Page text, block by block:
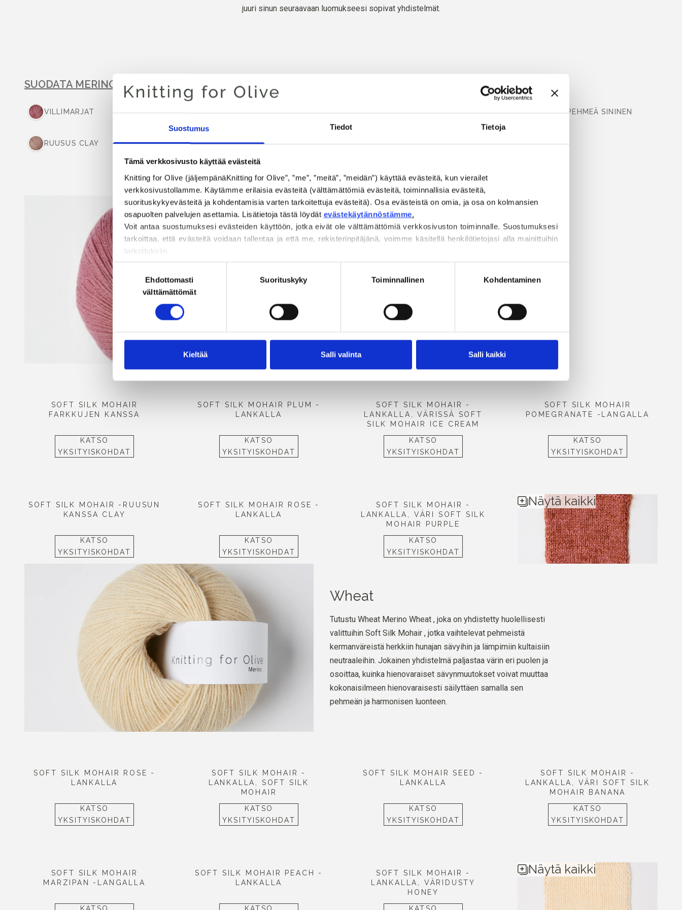
Suostumus Tiedot Tietoja
Tämä verkkosivusto käyttää evästeitä
Knitting for Olive (jäljempänäKnitting for Olive”, ”me”, ”meitä”, ”meidän”) käyttää evästeitä, kun vierailet
verkkosivustollamme. Käytämme erilaisia evästeitä (välttämättömiä evästeitä, toiminnallisia evästeitä,
suorituskykyevästeitä ja kohdentamisia varten tarkoitettuja evästeitä). Osa evästeistä on omia, ja osa on kolmansien
osapuolten palvelujen asettamia. Lisätietoja tästä löydät evästekäytännöstämme.
Voit antaa suostumuksesi evästeiden käyttöön, jotka eivät ole välttämättömiä verkkosivuston toiminnalle. Suostumuksesi
tarkoittaa, että evästeitä voidaan tallentaa ja että me, rekisterinpitäjänä, voimme käsitellä henkilötietojasi alla mainittuihin
tarkoituksiin.
Voit muuttaa tai peruuttaa suostumuksesi milloin tahansa evästekäytäntömme, josta löydät myös tietoa evästeiden
estämisestä ja poistamisesta.
Suostumuksen
valinta
Ehdottomasti
välttämättömät
Suorituskyky Toiminnallinen Kohdentaminen
Kieltää Salli valinta Salli kaikki
juuri sinun seuraavaan luomukseesi sopivat yhdistelmät.
SUODATA MERINO-VÄRIEN MUKAAN: TYHJENNÄ KAIKKI
VILLIMARJAT WHEAT
VIOLETTI
TRENCHCOAT PEHMEÄ SININEN
RUUSUS CLAY PUNAINEN HERUKKA JAUHE KATSO LISÄÄ
Villimarjat
Tutustu Merino-sarjan Wild Berries -väreihin, jotka on
vaaleanpunaisista sävyistä syviin viinistä inspiroituneisiin
värissä. Yksi ainoa sininen kontrastiväri osoittaa, kuinka
ulkopuolelle.
SOFT SILK MOHAIR
FARKKUJEN KANSSA
KATSO
YKSITYISKOHDAT
SOFT SILK MOHAIR PLUM -
LANKALLA
KATSO
YKSITYISKOHDAT
SOFT SILK MOHAIR -
LANKALLA, VÄRISSÄ SOFT
SILK MOHAIR ICE CREAM
KATSO
YKSITYISKOHDAT
SOFT SILK MOHAIR
POMEGRANATE -LANGALLA
KATSO
YKSITYISKOHDAT
SOFT SILK MOHAIR -RUUSUN
KANSSA CLAY
KATSO
YKSITYISKOHDAT
SOFT SILK MOHAIR ROSE -
LANKALLA
KATSO
YKSITYISKOHDAT
SOFT SILK MOHAIR -
LANKALLA, VÄRI SOFT SILK
MOHAIR PURPLE
KATSO
YKSITYISKOHDAT
Näytä kaikki
Wheat
Tutustu Wheat Merino Wheat , joka on yhdistetty huolellisesti
valittuihin Soft Silk Mohair , jotka vaihtelevat pehmeistä
kermanväreistä herkkiin hunajan sävyihin ja lämpimiin kultaisiin
neutraaleihin. Jokainen yhdistelmä paljastaa värin eri puolen ja
osoittaa, kuinka hienovaraiset sävynmuutokset voivat muuttaa
kokonaisilmeen hienovaraisesti säilyttäen samalla sen
pehmeän ja harmonisen luonteen.
SOFT SILK MOHAIR ROSE -
LANKALLA
KATSO
YKSITYISKOHDAT
SOFT SILK MOHAIR -
LANKALLA, SOFT SILK
MOHAIR
KATSO
YKSITYISKOHDAT
SOFT SILK MOHAIR SEED -
LANKALLA
KATSO
YKSITYISKOHDAT
SOFT SILK MOHAIR -
LANKALLA, VÄRI SOFT SILK
MOHAIR BANANA
KATSO
YKSITYISKOHDAT
SOFT SILK MOHAIR
MARZIPAN -LANGALLA
SOFT SILK MOHAIR PEACH -
LANKALLA
SOFT SILK MOHAIR -
LANKALLA, VÄRIDUSTY
HONEY
Näytä kaikki